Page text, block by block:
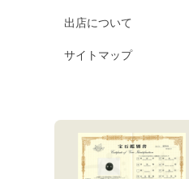
出店について
サイトマップ